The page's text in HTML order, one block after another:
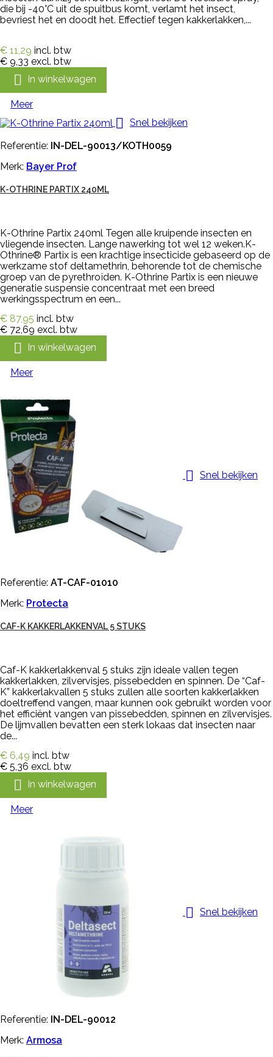
die bij -40°C uit de spuitbus komt, verlamt het insect,
bevriest het en doodt het. Effectief tegen kakkerlakken,...
€ 11,29 incl. btw
€ 9,33 excl. btw
 In winkelwagen
Meer
 Snel bekijken
Referentie: IN-DEL-90013/KOTH0059
Merk: Bayer Prof
K-OTHRINE PARTIX 240ML
K-Othrine Partix 240ml Tegen alle kruipende insecten en
vliegende insecten. Lange nawerking tot wel 12 weken.K-
Othrine® Partix is een krachtige insecticide gebaseerd op de
werkzame stof deltamethrin, behorende tot de chemische
groep van de pyrethroïden. K-Othrine Partix is een nieuwe
generatie suspensie concentraat met een breed
werkingsspectrum en een...
€ 87,95 incl. btw
€ 72,69 excl. btw
 In winkelwagen
Meer
 Snel bekijken
Referentie: AT-CAF-01010
Merk: Protecta
CAF-K KAKKERLAKKENVAL 5 STUKS
Caf-K kakkerlakkenval 5 stuks zijn ideale vallen tegen
kakkerlakken, zilvervisjes, pissebedden en spinnen. De “Caf-
K” kakkerlakvallen 5 stuks zullen alle soorten kakkerlakken
doeltreffend vangen, maar kunnen ook gebruikt worden voor
het efficiënt vangen van pissebedden, spinnen en zilvervisjes.
De lijmvallen bevatten een sterk lokaas dat insecten naar
de...
€ 6,49 incl. btw
€ 5,36 excl. btw
 In winkelwagen
Meer
 Snel bekijken
Referentie: IN-DEL-90012
Merk: Armosa